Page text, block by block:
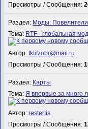
Просмотры / Сообщения:
Раздел: Моды:
Тема: RTF - глобальная
Автор:fktifzobr@mail.ru
Просмотры / Сообщения:
Раздел: Карты
Тема:Я впервые за много
Автор:restertis
Просмотры / Сообщения: